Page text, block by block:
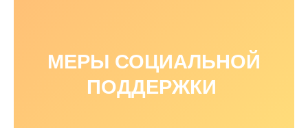
МЕРЫ СОЦИАЛЬНОЙ
ПОДДЕРЖКИ